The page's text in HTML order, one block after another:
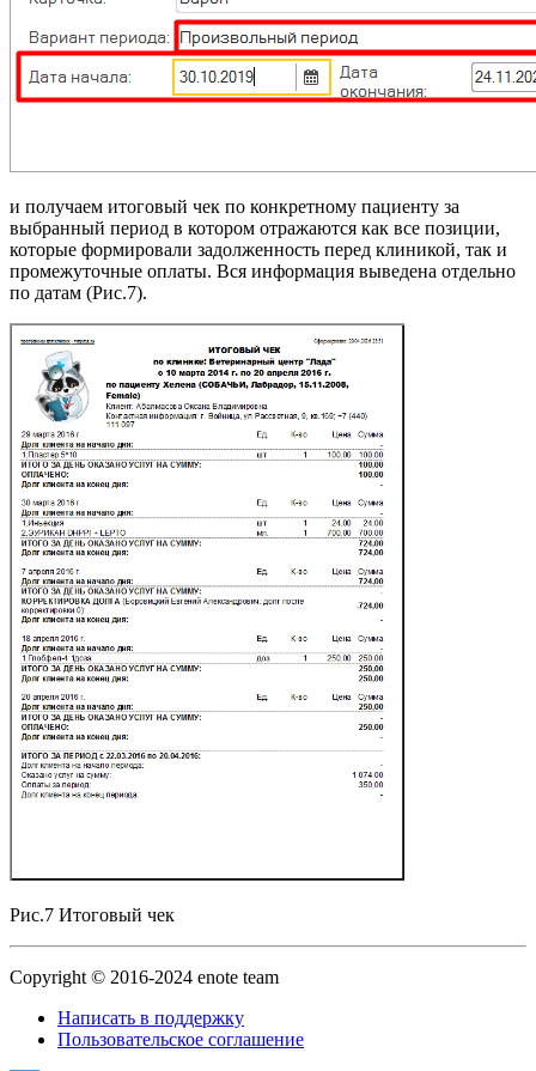
и получаем итоговый чек по конкретному пациенту за
выбранный период в котором отражаются как все позиции,
которые формировали задолженность перед клиникой, так и
промежуточные оплаты. Вся информация выведена отдельно
по датам (Рис.7).
Рис.7 Итоговый чек
Copyright © 2016-2024 enote team
Написать в поддержку
Пользовательское соглашение